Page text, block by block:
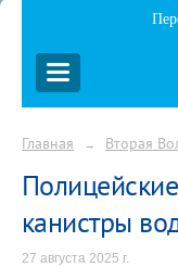
Главная → Вторая
канистры
27 августа 2025 г.